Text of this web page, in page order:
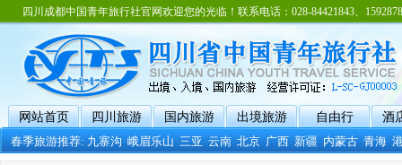
四川成都中国青年旅行社官网欢迎您的光临！联系电话：028-84421843、
网站首页 四川旅游 国内旅游 出境旅游 自由行
酒
春季旅游推荐:九寨沟 峨眉乐山 三亚 云南 北京 广西 新疆 内蒙古 青海